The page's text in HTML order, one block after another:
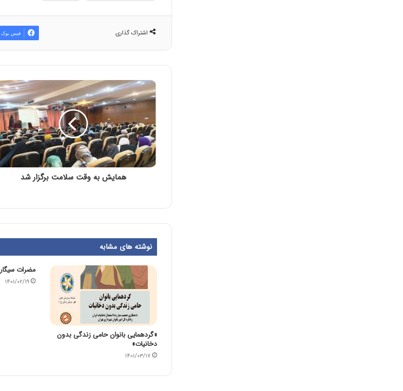
اشتراک گذاری فیس بوک
همایش به وقت سلامت برگزار شد
نوشته های مشابه
«گردهمایی بانوان حامی زندگی بدون
دخانیات»
۱۴۰۱/۰۳/۱۷
مضرات سیگار
۱۴۰۱/۰۲/۱۹